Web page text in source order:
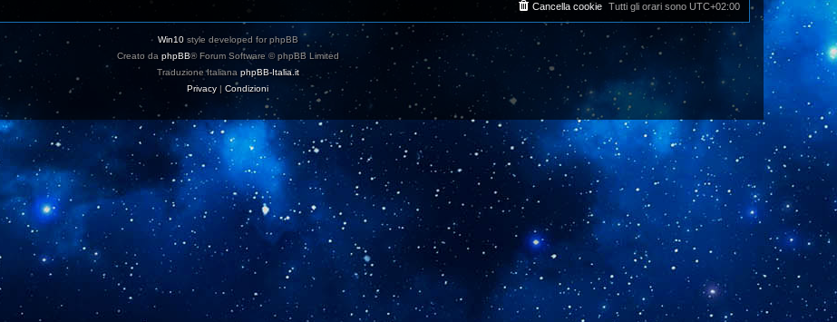
Tutti gli orari sono UTC+02:00
Cancella cookie
Win10style developed for phpBB
Creato da phpBB® Forum Software © phpBB Limited
Traduzione Italiana phpBB-Italia.it
Privacy | Condizioni